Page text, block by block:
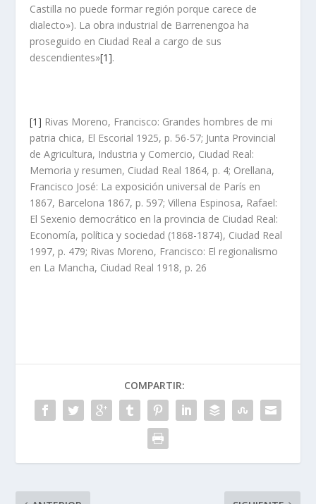
Castilla no puede formar región porque carece de
dialecto»). La obra industrial de Barrenengoa ha
proseguido en Ciudad Real a cargo de sus
descendientes»[1].
[1] Rivas Moreno, Francisco: Grandes hombres de mi
patria chica, El Escorial 1925, p. 56-57; Junta Provincial
de Agricultura, Industria y Comercio, Ciudad Real:
Memoria y resumen, Ciudad Real 1864, p. 4; Orellana,
Francisco José: La exposición universal de París en
1867, Barcelona 1867, p. 597; Villena Espinosa, Rafael:
El Sexenio democrático en la provincia de Ciudad Real:
Economía, política y sociedad (1868-1874), Ciudad Real
1997, p. 479; Rivas Moreno, Francisco: El regionalismo
en La Mancha, Ciudad Real 1918, p. 26
COMPARTIR: